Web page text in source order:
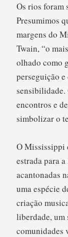
Os rios foram
Presumimos
margens do
Twain, “o
olhado como
perseguição
sensibilidade.
encontros e
simbolizar o
O Mississippi
estrada para
acantonadas
uma espécie
criação
liberdade, um
comunidades